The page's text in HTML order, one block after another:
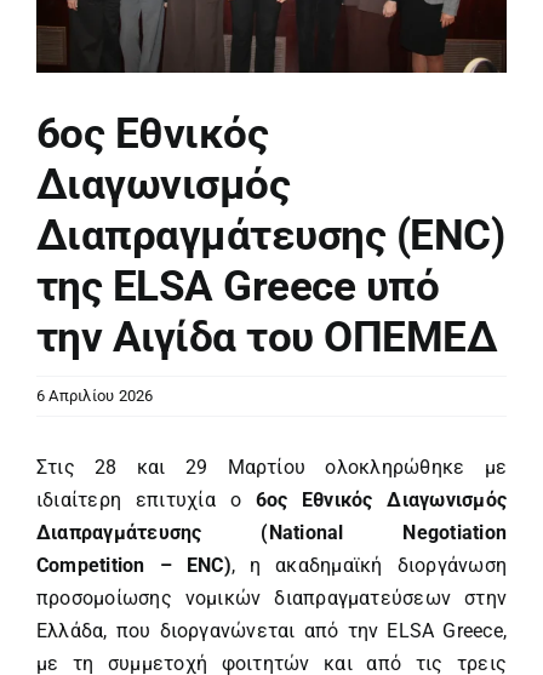
6ος Εθνικός
Διαγωνισμός
Διαπραγμάτευσης (ENC)
της ELSA Greece υπό
την Αιγίδα του ΟΠΕΜΕΔ
6 Απριλίου 2026
Στις 28 και 29 Μαρτίου ολοκληρώθηκε με
ιδιαίτερη επιτυχία ο 6ος Εθνικός Διαγωνισμός
Διαπραγμάτευσης (National Negotiation
Competition – ENC), η ακαδημαϊκή διοργάνωση
προσομοίωσης νομικών διαπραγματεύσεων στην
Ελλάδα, που διοργανώνεται από την ELSA Greece,
με τη συμμετοχή φοιτητών και από τις τρεις